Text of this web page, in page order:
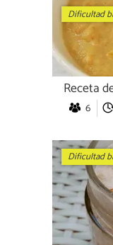
Dificultad
Receta
6
Dificultad